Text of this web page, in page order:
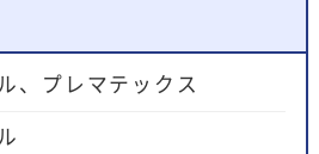
、プレマテックス